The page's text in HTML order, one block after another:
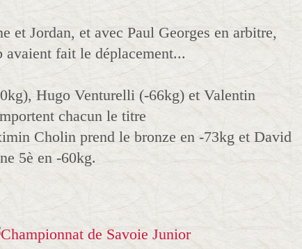
et Jordan, et avec Paul Georges en arbitre,
fait le déplacement...
Hugo Venturelli (-66kg) et Valentin
chacun le titre
Cholin prend le bronze en -73kg et David
5è en -60kg.